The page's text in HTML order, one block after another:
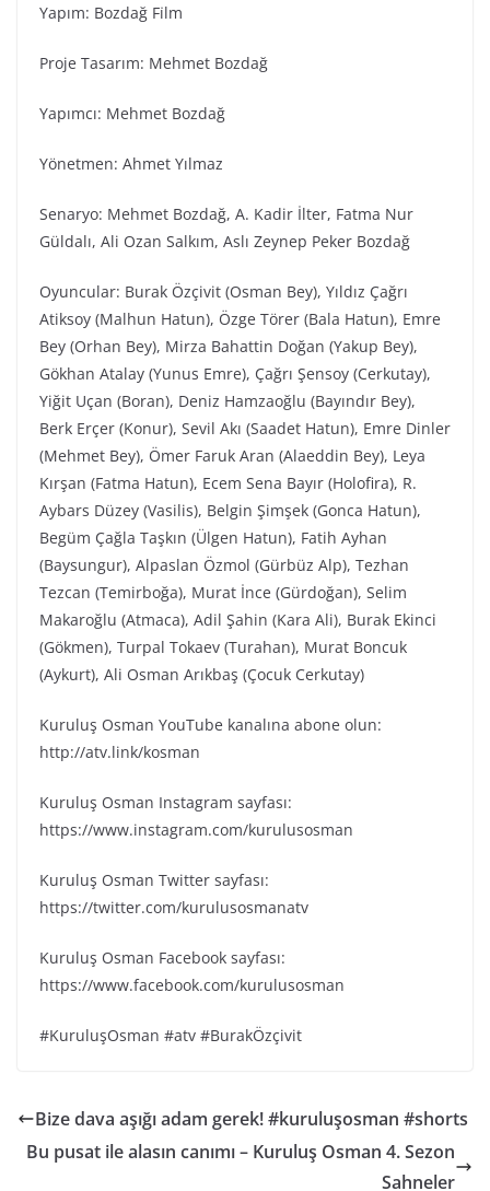
Yapım: Bozdağ Fi̇lm
Proje Tasarım: Mehmet Bozdağ
Yapımcı: Mehmet Bozdağ
Yönetmen: Ahmet Yılmaz
Senaryo: Mehmet Bozdağ, A. Kadir İlter, Fatma Nur
Güldalı, Ali Ozan Salkım, Aslı Zeynep Peker Bozdağ
Oyuncular: Burak Özçivit (Osman Bey), Yıldız Çağrı
Atiksoy (Malhun Hatun), Özge Törer (Bala Hatun), Emre
Bey (Orhan Bey), Mirza Bahattin Doğan (Yakup Bey),
Gökhan Atalay (Yunus Emre), Çağrı Şensoy (Cerkutay),
Yiğit Uçan (Boran), Deniz Hamzaoğlu (Bayındır Bey),
Berk Erçer (Konur), Sevil Akı (Saadet Hatun), Emre Dinler
(Mehmet Bey), Ömer Faruk Aran (Alaeddin Bey), Leya
Kırşan (Fatma Hatun), Ecem Sena Bayır (Holofira), R.
Aybars Düzey (Vasilis), Belgin Şimşek (Gonca Hatun),
Begüm Çağla Taşkın (Ülgen Hatun), Fatih Ayhan
(Baysungur), Alpaslan Özmol (Gürbüz Alp), Tezhan
Tezcan (Temirboğa), Murat İnce (Gürdoğan), Selim
Makaroğlu (Atmaca), Adil Şahin (Kara Ali), Burak Ekinci
(Gökmen), Turpal Tokaev (Turahan), Murat Boncuk
(Aykurt), Ali Osman Arıkbaş (Çocuk Cerkutay)
Kuruluş Osman YouTube kanalına abone olun:
http://atv.link/kosman
Kuruluş Osman Instagram sayfası:
https://www.instagram.com/kurulusosman
Kuruluş Osman Twitter sayfası:
https://twitter.com/kurulusosmanatv
Kuruluş Osman Facebook sayfası:
https://www.facebook.com/kurulusosman
#KuruluşOsman #atv #BurakÖzçivit
Bize dava aşığı adam gerek! #kuruluşosman #shorts
Bu pusat ile alasın canımı – Kuruluş Osman 4. Sezon
Sahneler